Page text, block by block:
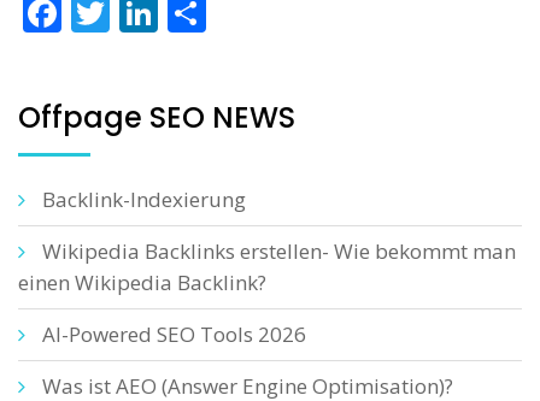
Facebook
TwitterLinkedIn
Offpage SEO NEWS
Backlink-Indexierung
Wikipedia Backlinks erstellen- Wie bekommt man
einen Wikipedia Backlink?
AI-Powered SEO Tools 2026
Was ist AEO (Answer Engine Optimisation)?